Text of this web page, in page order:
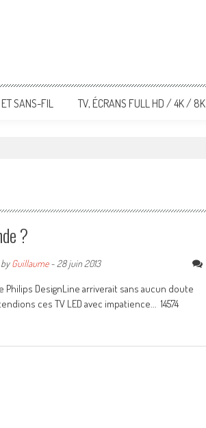
SANS-FIL TV, ÉCRANS FULL HD / 4K / 8K
?
byGuillaume- 28 juin 2013
DesignLine arriverait sans aucun doute
ces TV LED avec impatience... 14574